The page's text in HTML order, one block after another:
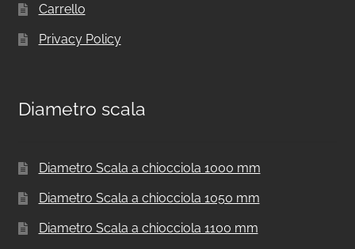
Carrello
Privacy Policy
Diametro scala
Diametro Scala a chiocciola 1000 mm
Diametro Scala a chiocciola 1050 mm
Diametro Scala a chiocciola 1100 mm